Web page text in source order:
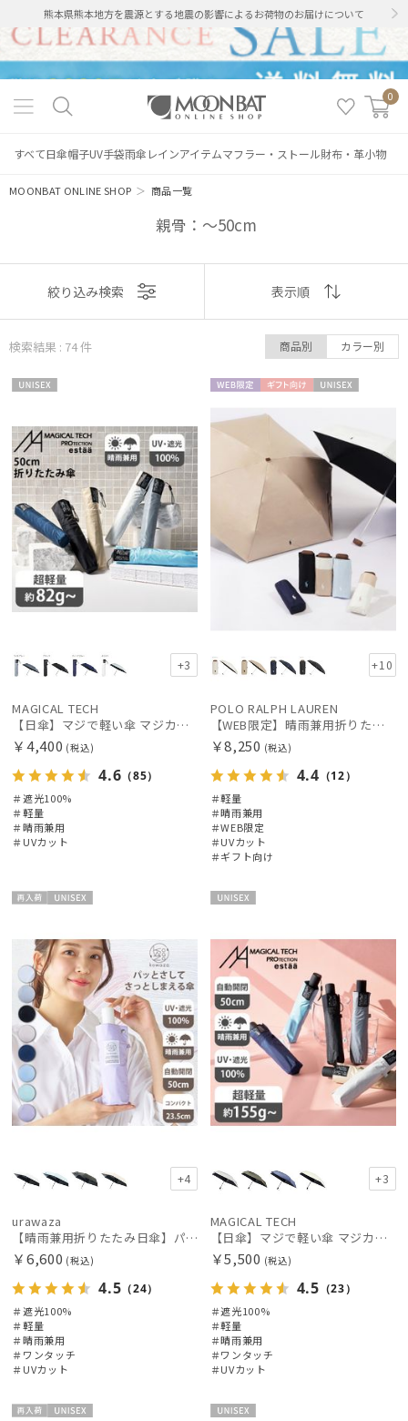
熊本県熊本地方を震源とする地震の影響によるお荷物のお届けについて
0
すべて日傘帽子UV手袋雨傘 レインアイテムマフラー・ストール財布・革小物
MOONBAT ONLINE SHOP ＞商品一覧
親骨：～50cm
絞り込み
表示
おすすめ
価格の高い
順
価格の低い
順
人気順
売上点数順
絞り込み検索 表示順
検索結果 : 74件 商品別 カラー別
+3
MAGICAL TECH
【日傘】マジで軽い傘 マジカルテックプロテクション(MAGICAL TECH PROTECTION)50cm 晴雨兼用傘折りたたみ日傘 一級遮光100% UV 軽量 人気 レディース メンズ
￥4,400 (税込)
4.6 （85）
＃遮光100%
＃軽量
＃晴雨兼用
＃UVカット
定
向け
+10
POLO RALPH LAUREN
【WEB限定】晴雨兼用折りたたみ日傘 ポロ ラルフ ローレン ポロポニー刺繍 POLO BEAR 雨の日OK 遮光100% 遮熱 簡単開閉 UV100% 晴雨兼用
￥8,250 (税込)
4.4 （12）
＃軽量
＃晴雨兼用
＃WEB限定
＃UVカット
＃ギフト向け
+4
urawaza
【晴雨兼用折りたたみ日傘】パッとさして、サッとしまえる傘コワザ(kowaza) プレーン 50 遮光100% UV100% 自動開閉傘 ワンタッチ
￥6,600 (税込)
4.5 （24）
＃遮光100%
＃軽量
＃晴雨兼用
＃ワンタッチ
＃UVカット
+3
MAGICAL TECH
【日傘】マジで軽い傘 マジカルテックプロテクション(MAGICAL TECH PROTECTION) 50cm 晴雨兼用傘自動開閉折りたたみ日傘 一級遮光100% UV 軽量 機能性 人気
￥5,500 (税込)
4.5 （23）
＃遮光100%
＃軽量
＃晴雨兼用
＃ワンタッチ
＃UVカット